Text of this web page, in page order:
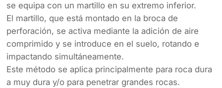
se equipa con un martillo en su extremo inferior.
El martillo, que está montado en la broca de
perforación, se activa mediante la adición de aire
comprimido y se introduce en el suelo, rotando e
impactando simultáneamente.
Este método se aplica principalmente para roca dura
a muy dura y/o para penetrar grandes rocas.